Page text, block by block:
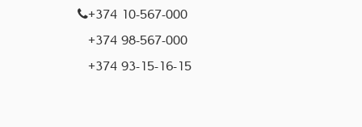
+374 10-567-000
+374 98-567-000
+374 93-15-16-15